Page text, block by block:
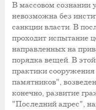
В массовом сознании
невозможна без
санкции власти. В
проходит испытание
направленных на
порядка вещей. В
практики
памятников",
конечно, развитие
"Последний адрес",